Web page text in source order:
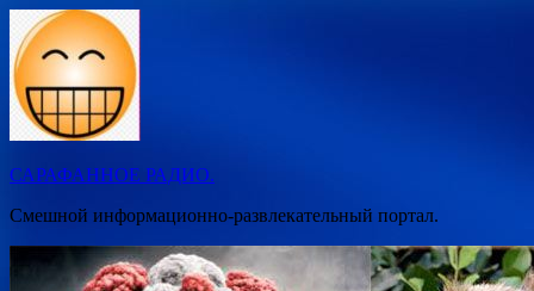
Перейти
содержимому
САРАФАННОЕ РАДИО.
Смешной информационно-развлекательный портал.